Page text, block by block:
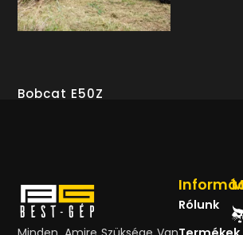
Bobcat E50Z
Rólunk